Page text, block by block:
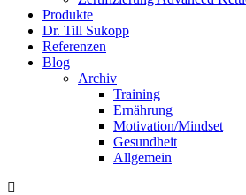
Produkte
Dr. Till Sukopp
Referenzen
Blog
Archiv
Training
Ernährung
Motivation/Mindset
Gesundheit
Allgemein